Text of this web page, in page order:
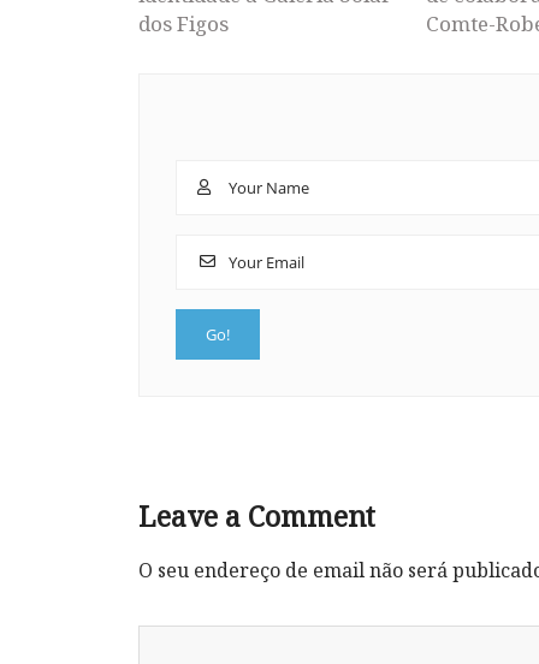
dos Figos
Comte-
Leave a Comment
O seu endereço de email não será